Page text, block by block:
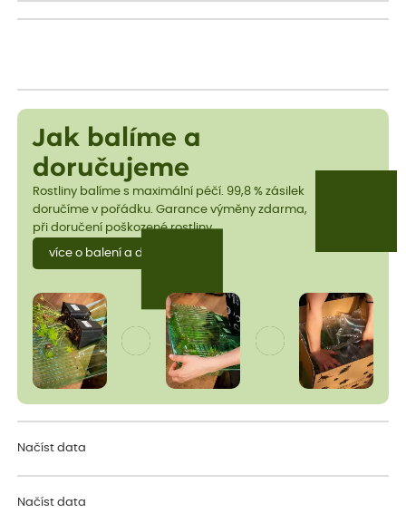
Jak balíme a
doručujeme
Rostliny balíme s maximální péčí. 99,8 % zásilek
doručíme v pořádku. Garance výměny zdarma,
při doručení poškozené rostliny.
více o balení a dopravě
Načíst data
Načíst data